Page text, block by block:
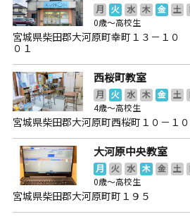
月 火 水 木 金 土
0歳～高校生
宮城県柴田郡大河原町幸町１３－１０
０１
西桜町教室
月 火 水 木 金 土
4歳～高校生
宮城県柴田郡大河原町西桜町１０－１０
大河原中央教室
月 火 水 木 金 土
0歳～高校生
宮城県柴田郡大河原町町１９５